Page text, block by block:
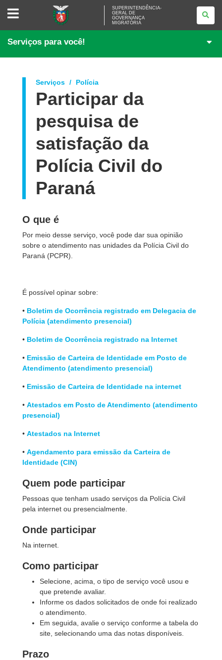
SUPERINTENDÊNCIA-
GOVERNANÇA
SUPERINTENDÊNCIA-
GERAL DE
GOVERNANÇA
MIGRATÓRIA
Serviços para você!
Serviços Polícia
Participar da
pesquisa de
satisfação da
Polícia Civil do
Paraná
O que é
Por meio desse serviço, você pode dar sua opinião
sobre o atendimento nas unidades da Polícia Civil do
Paraná (PCPR).
É possível opinar sobre:
• Boletim de Ocorrência registrado em Delegacia de
Polícia (atendimento presencial)
• Boletim de Ocorrência registrado na Internet
• Emissão de Carteira de Identidade em Posto de
Atendimento (atendimento presencial)
• Emissão de Carteira de Identidade na internet
• Atestados em Posto de Atendimento (atendimento
presencial)
• Atestados na Internet
• Agendamento para emissão da Carteira de
Identidade (CIN)
Quem pode participar
Pessoas que tenham usado serviços da Polícia Civil
pela internet ou presencialmente.
Onde participar
Na internet.
Como participar
Selecione, acima, o tipo de serviço você usou e
que pretende avaliar.
Informe os dados solicitados de onde foi realizado
o atendimento.
Em seguida, avalie o serviço conforme a tabela do
site, selecionando uma das notas disponíveis.
Prazo